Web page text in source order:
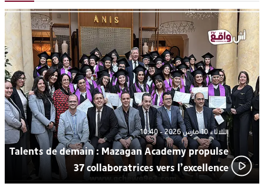
17:27 اتحاد المقاولات الإعلامية يقود قاطرة التكوين بالجديدة ويستضيف
الإعلامي سعيد بلفقير في دورة استثنائية
23:18ترسيخا لثقافة ترشيد الموارد المائية.. اختتام فعاليات النسخة الثانية
من “القرية الذكية للماء” بمركز الاصطياف ببوزنيقة
الثلاثاء 10 مارس 2026 - 10:40
Talents de demain : Mazagan Academy propulse
37 collaboratrices vers l’excellence